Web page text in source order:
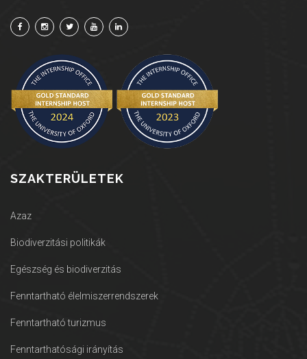
SZAKTERÜLETEK
Azaz
Biodiverzitási politikák
Egészség és biodiverzitás
Fenntartható élelmiszerrendszerek
Fenntartható turizmus
Fenntarthatósági irányítás